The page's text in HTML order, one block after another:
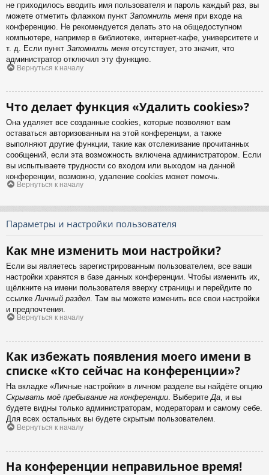
не приходилось вводить имя пользователя и пароль каждый раз, вы
можете отметить флажком пункт Запомнить меня при входе на
конференцию. Не рекомендуется делать это на общедоступном
компьютере, например в библиотеке, интернет-кафе, университете и
т. д. Если пункт Запомнить меня отсутствует, это значит, что
администратор отключил эту функцию.
Вернуться к началу
Что делает функция «Удалить cookies»?
Она удаляет все созданные cookies, которые позволяют вам
оставаться авторизованным на этой конференции, а также
выполняют другие функции, такие как отслеживание прочитанных
сообщений, если эта возможность включена администратором. Если
вы испытываете трудности со входом или выходом на данной
конференции, возможно, удаление cookies может помочь.
Вернуться к началу
Параметры и настройки пользователя
Как мне изменить мои настройки?
Если вы являетесь зарегистрированным пользователем, все ваши
настройки хранятся в базе данных конференции. Чтобы изменить их,
щёлкните на имени пользователя вверху страницы и перейдите по
ссылке Личный раздел . Там вы можете изменить все свои настройки
и предпочтения.
Вернуться к началу
Как избежать появления моего имени в
списке «Кто сейчас на конференции»?
На вкладке «Личные настройки» в личном разделе вы найдёте опцию
Скрывать моё пребывание на конференции. ВыберитеДа, и вы
будете видны только администраторам, модераторам и самому себе.
Для всех остальных вы будете скрытым пользователем.
Вернуться к началу
На конференции неправильное время!